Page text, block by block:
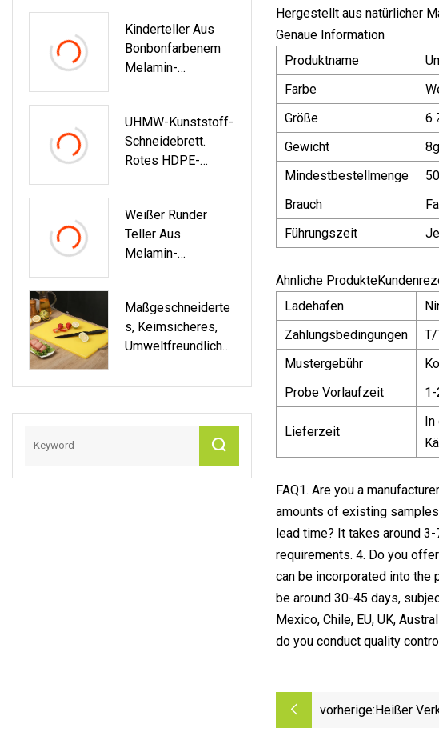
Passen Sie Bunte
Runde Teller Zum
Abendessen An
Kinderteller Aus
Bonbonfarbenem
Melamin-
Bonbonfarbener
Trennteller Aus
Silikon
UHMW-Kunststoff-
Schneidebrett.
Rotes HDPE-
Weißer Runder
Teller Aus
Melamin-
Von Housewares
Maßgeschneiderte
S, Keimsicheres,
Umweltfreundliche
Avirulent-
Hergestellt aus natürlicher
Genaue Information
Produktname
Farbe
Größe
6
Gewicht
Mindestbestellmenge
Brauch
Führungszeit
Ähnliche
Ladehafen
Zahlungsbedingungen
T/
Mustergebühr
Probe Vorlaufzeit
1-
Lieferzeit
In
FAQ1. Are you a
amounts of existing
lead time? It takes around
requirements. 4. Do you
can be incorporated into the
be around 30-45 days,
Mexico, Chile, EU, UK,
do you conduct quality
vorherige:Heißer